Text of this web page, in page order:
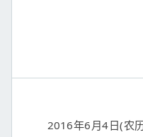
2016年6月4日(农